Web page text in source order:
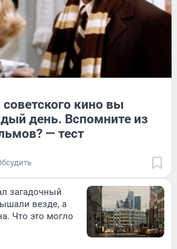
кино вы
день. Вспомните из
— тест
загадочный
везде, а
Что это могло